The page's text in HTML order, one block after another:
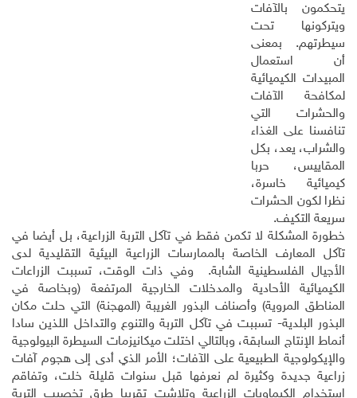
يتحكمون بالآفات
ويتركونها تحت
سيطرتهم. بمعنى
أن استعمال
المبيدات الكيميائية
لمكافحة الآفات
والحشرات التي
تنافسنا على الغذاء
والشراب، يعد، بكل
المقاييس، حربا
كيميائية خاسرة،
نظرا لكون الحشرات
سريعة التكيف.
خطورة المشكلة لا تكمن فقط في تآكل التربة الزراعية، بل أيضا في
تآكل المعارف الخاصة بالممارسات الزراعية البيئية التقليدية لدى
الأجيال الفلسطينية الشابة. وفي ذات الوقت، تسببت الزراعات
الكيميائية الأحادية والمدخلات الخارجية المرتفعة (وبخاصة في
المناطق المروية) وأصناف البذور الغريبة (المهجنة) التي حلت مكان
البذور البلدية- تسببت في تآكل التربة والتنوع والتداخل اللذين سادا
أنماط الإنتاج السابقة، وبالتالي اختلت ميكانيزمات السيطرة البيولوجية
والإيكولوجية الطبيعية على الآفات؛ الأمر الذي أدى إلى هجوم آفات
زراعية جديدة وكثيرة لم نعرفها قبل سنوات قليلة خلت، وتفاقم
استخدام الكيماويات الزراعية وتلاشت تقريبا طرق تخصيب التربة